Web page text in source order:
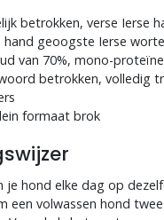
betrokken, verse Ierse
hand geoogste Ierse
van 70%, mono-proteïne
betrokken, volledig
formaat brok
je hond elke dag op
een volwassen hond